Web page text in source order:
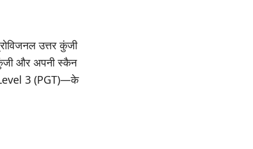
उत्तर कुंजी
कुंजी और अपनी स्कैन
3 (PGT)—के